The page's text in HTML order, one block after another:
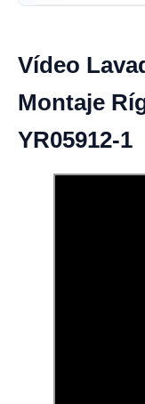
Vídeo
Montaje
YR05912-1